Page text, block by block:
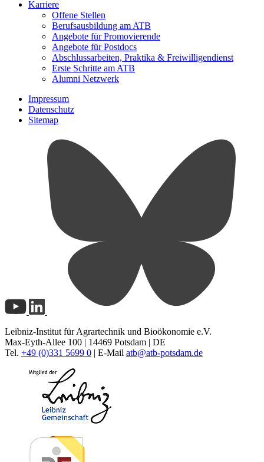
Karriere
Offene Stellen
Berufsausbildung am ATB
Angebote für Promovierende
Angebote für Postdocs
Abschlussarbeiten, Praktika & Freiwilligendienst
Erste Schritte am ATB
Alumni Netzwerk
Impressum
Datenschutz
Sitemap
Leibniz-Institut für Agrartechnik und Bioökonomie e.V.
Max-Eyth-Allee 100 | 14469 Potsdam | DE
Tel. +49 (0)331 5699 0 | E-Mail atb@atb-potsdam.de